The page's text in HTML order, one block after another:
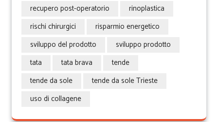
recupero post-operatorio
rinoplastica
rischi chirurgici
risparmio energetico
sviluppo del prodotto
sviluppo prodotto
tata
tata brava
tende
tende da sole
tende da sole Trieste
uso di collagene